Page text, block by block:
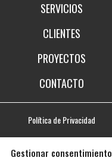
Gestionar consentimiento
SERVICIOS
CLIENTES
PROYECTOS
CONTACTO
Política de Privacidad
Aviso legal